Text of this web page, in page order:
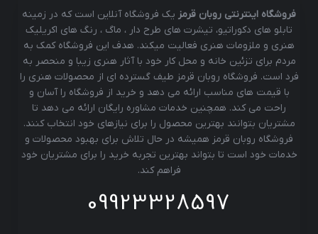
فروشگاه اینترنتی روبان قرمز یک فروشگاه آنلاین است که در زمینه
تابلو های دکوراتیو، تیشرت های طرح دار ، ماگ ، رنگ های اکریلیک
هنری و ملزومات هنری فعالیت میکند. هدف این فروشگاه کمک به
مردم برای تزئین خانه و محل کار خود با آثار هنری زیبا و منحصر به
فرد است. فروشگاه روبان قرمز طیف گسترده ای از محصولات هنری را
با قیمت های مناسب ارائه می دهد و خرید از فروشگاه را آسان و
راحت می کند. همچنین خدمات مشاوره رایگان ارائه می دهد تا
مشتریان بتوانند بهترین محصول را برای نیازهای خود انتخاب کنند.
فروشگاه روبان قرمز همیشه در حال تلاش برای بهبود محصولات و
خدمات خود است تا بتواند بهترین تجربه خرید را برای مشتریان خود
فراهم کند.
09923328597